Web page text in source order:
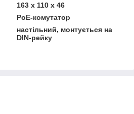
163 х 110 х 46
PoE-комутатор
настільний, монтується на
DIN-рейку